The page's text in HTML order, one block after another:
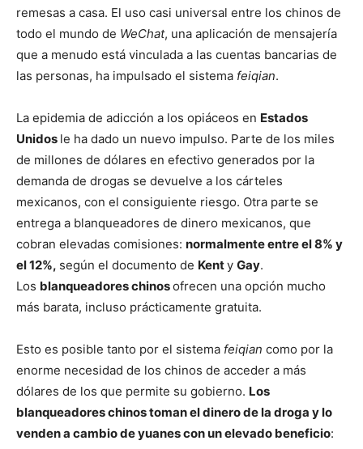
remesas a casa. El uso casi universal entre los chinos de
todo el mundo de WeChat, una aplicación de mensajería
que a menudo está vinculada a las cuentas bancarias de
las personas, ha impulsado el sistema feiqian.
La epidemia de adicción a los opiáceos en Estados
Unidos le ha dado un nuevo impulso. Parte de los miles
de millones de dólares en efectivo generados por la
demanda de drogas se devuelve a los cárteles
mexicanos, con el consiguiente riesgo. Otra parte se
entrega a blanqueadores de dinero mexicanos, que
cobran elevadas comisiones: normalmente entre el 8% y
el 12%, según el documento de Kenty Gay.
Los blanqueadores chinosofrecen una opción mucho
más barata, incluso prácticamente gratuita.
Esto es posible tanto por el sistema feiqian como por la
enorme necesidad de los chinos de acceder a más
dólares de los que permite su gobierno. Los
blanqueadores chinos toman el dinero de la droga y lo
venden a cambio de yuanes con un elevado beneficio: